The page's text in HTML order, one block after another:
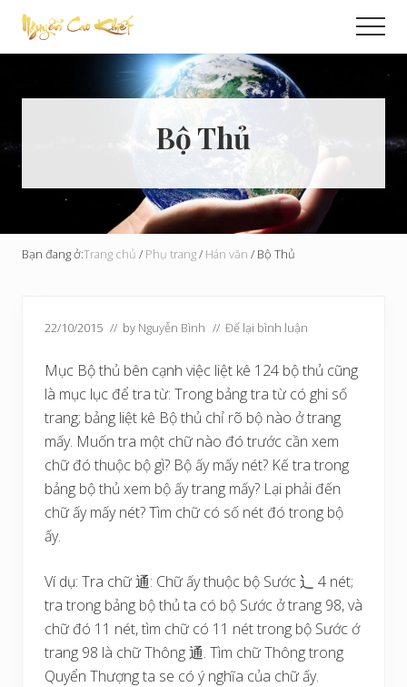
Menu
Skip
main
qua
primary
Cải
Cầu
Bộ Thủ
Bạn đang ở:Trang chủ / Phụ trang/ Hán văn / Bộ Thủ
22/10/2015 // by Nguyễn Bình // Để lại bình luận
Mục Bộ thủ bên cạnh việc liệt kê 124 bộ thủ cũng
là mục lục để tra từ: Trong bảng tra từ có ghi số
trang; bảng liệt kê Bộ thủ chỉ rõ bộ nào ở trang
mấy. Muốn tra một chữ nào đó trước cần xem
chữ đó thuộc bộ gì? Bộ ấy mấy nét? Kế tra trong
bảng bộ thủ xem bộ ấy trang mấy? Lại phải đến
chữ ấy mấy nét? Tìm chữ có số nét đó trong bộ
ấy.
Ví dụ: Tra chữ 通: Chữ ấy thuộc bộ Sước 辶 4 nét;
tra trong bảng bộ thủ ta có bộ Sước ở trang 98, và
chữ đó 11 nét, tìm chữ có 11 nét trong bộ Sước ớ
trang 98 là chữ Thông 通. Tìm chữ Thông trong
Quyển Thượng ta se có ý nghĩa của chữ ấy.